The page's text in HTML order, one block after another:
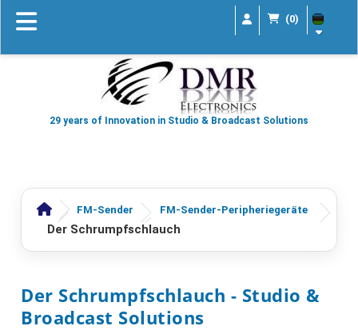
(0)
29 years of Innovation in Studio & Broadcast Solutions
FM-Sender FM-Sender-Peripheriegeräte
Der Schrumpfschlauch
Der Schrumpfschlauch - Studio &
Broadcast Solutions